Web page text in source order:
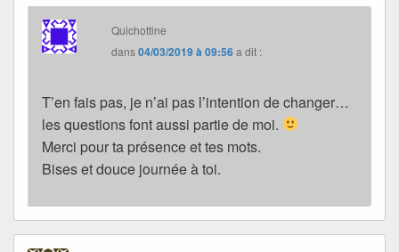
Quichottine
dans04/03/2019 à 09:56a dit :
T’en fais pas, je n’ai pas l’intention de changer…
les questions font aussi partie de moi.
Merci pour ta présence et tes mots.
Bises et douce journée à toi.